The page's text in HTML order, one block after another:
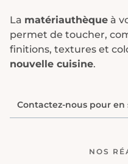
La matériauthèque à
permet de toucher,
finitions, textures et
nouvelle cuisine.
Contactez-nous pour en
NOS